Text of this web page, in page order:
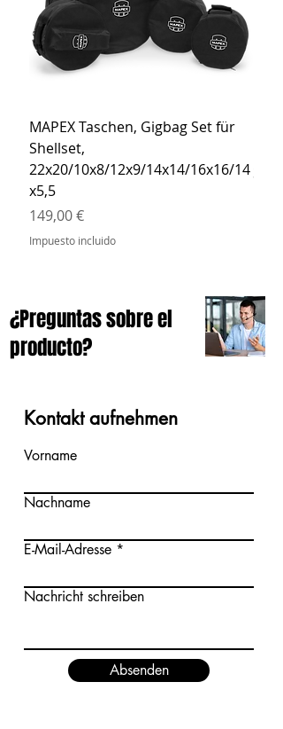
MAPEX Taschen, Gigbag Set für
Shellset,
22x20/10x8/12x9/14x14/16x16/14
x5,5
Precio
149,00 €
Impuesto incluido
¿Preguntas sobre el
producto?
Kontakt aufnehmen
Vorname
Nachname
E-Mail-Adresse
Nachricht schreiben
Absenden